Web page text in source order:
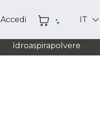
Accedi IT
Idroaspirapolvere